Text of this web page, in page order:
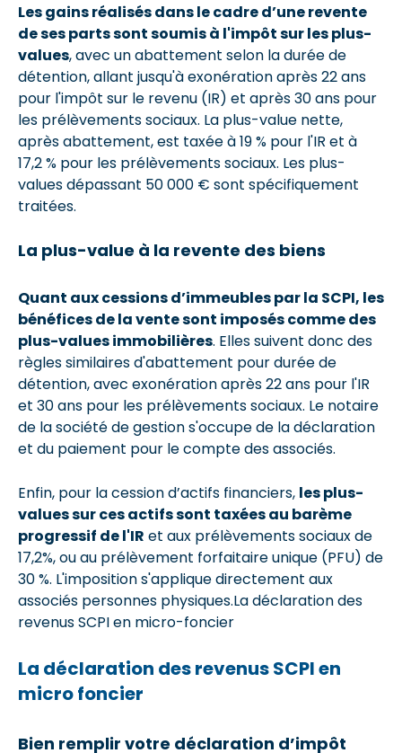
Les gains réalisés dans le cadre d’une revente
de ses parts sont soumis à l'impôt sur les plus-
values, avec un abattement selon la durée de
détention, allant jusqu'à exonération après 22 ans
pour l'impôt sur le revenu (IR) et après 30 ans pour
les prélèvements sociaux. La plus-value nette,
après abattement, est taxée à 19 % pour l'IR et à
17,2 % pour les prélèvements sociaux. Les plus-
values dépassant 50 000 € sont spécifiquement
traitées.
La plus-value à la revente des biens
Quant aux cessions d’immeubles par la SCPI, les
bénéfices de la vente sont imposés comme des
plus-values immobilières. Elles suivent donc des
règles similaires d'abattement pour durée de
détention, avec exonération après 22 ans pour l'IR
et 30 ans pour les prélèvements sociaux. Le notaire
de la société de gestion s'occupe de la déclaration
et du paiement pour le compte des associés.
Enfin, pour la cession d’actifs financiers, les plus-
values sur ces actifs sont taxées au barème
progressif de l'IR et aux prélèvements sociaux de
17,2%, ou au prélèvement forfaitaire unique (PFU) de
30 %. L'imposition s'applique directement aux
associés personnes physiques.La déclaration des
revenus SCPI en micro-foncier
La déclaration des revenus SCPI en
micro foncier
Bien remplir votre déclaration d’impôt